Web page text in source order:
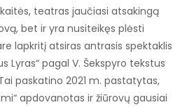
teatras jaučiasi atsakingą
bet ir yra nusiteikęs plėsti
lapkritį atsiras antrasis spektaklis
Lyras“ pagal V. Šekspyro tekstus
paskatino 2021 m. pastatytas,
apdovanotas ir žiūrovų gausiai